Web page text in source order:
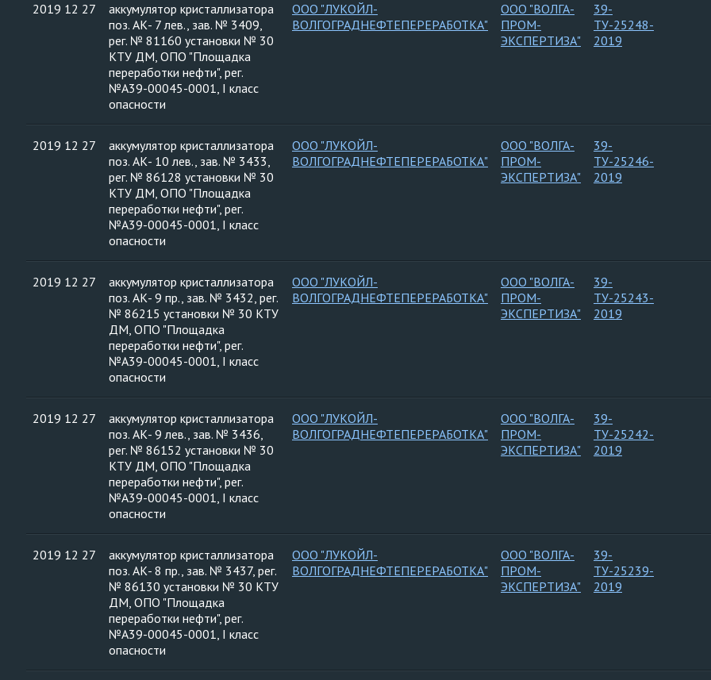
2019 12 27
аккумулятор кристаллизатора
поз. АК- 7 лев., зав. № 3409,
рег. № 81160 установки № 30
КТУ ДМ, ОПО "Площадка
переработки нефти", рег.
№А39-00045-0001, I класс
опасности
ООО "ЛУКОЙЛ-
ВОЛГОГРАДНЕФТЕПЕРЕРАБОТКА"
ООО "ВОЛГА-
ПРОМ-
ЭКСПЕРТИЗА"
39-
ТУ-25248-
2019
2019 12 27
аккумулятор кристаллизатора
поз. АК- 10 лев., зав. № 3433,
рег. № 86128 установки № 30
КТУ ДМ, ОПО "Площадка
переработки нефти", рег.
№А39-00045-0001, I класс
опасности
ООО "ЛУКОЙЛ-
ВОЛГОГРАДНЕФТЕПЕРЕРАБОТКА"
ООО "ВОЛГА-
ПРОМ-
ЭКСПЕРТИЗА"
39-
ТУ-25246-
2019
2019 12 27
аккумулятор кристаллизатора
поз. АК- 9 пр., зав. № 3432, рег.
№ 86215 установки № 30 КТУ
ДМ, ОПО "Площадка
переработки нефти", рег.
№А39-00045-0001, I класс
опасности
ООО "ЛУКОЙЛ-
ВОЛГОГРАДНЕФТЕПЕРЕРАБОТКА"
ООО "ВОЛГА-
ПРОМ-
ЭКСПЕРТИЗА"
39-
ТУ-25243-
2019
2019 12 27
аккумулятор кристаллизатора
поз. АК- 9 лев., зав. № 3436,
рег. № 86152 установки № 30
КТУ ДМ, ОПО "Площадка
переработки нефти", рег.
№А39-00045-0001, I класс
опасности
ООО "ЛУКОЙЛ-
ВОЛГОГРАДНЕФТЕПЕРЕРАБОТКА"
ООО "ВОЛГА-
ПРОМ-
ЭКСПЕРТИЗА"
39-
ТУ-25242-
2019
2019 12 27
аккумулятор кристаллизатора
поз. АК- 8 пр., зав. № 3437, рег.
№ 86130 установки № 30 КТУ
ДМ, ОПО "Площадка
переработки нефти", рег.
№А39-00045-0001, I класс
опасности
ООО "ЛУКОЙЛ-
ВОЛГОГРАДНЕФТЕПЕРЕРАБОТКА"
ООО "ВОЛГА-
ПРОМ-
ЭКСПЕРТИЗА"
39-
ТУ-25239-
2019